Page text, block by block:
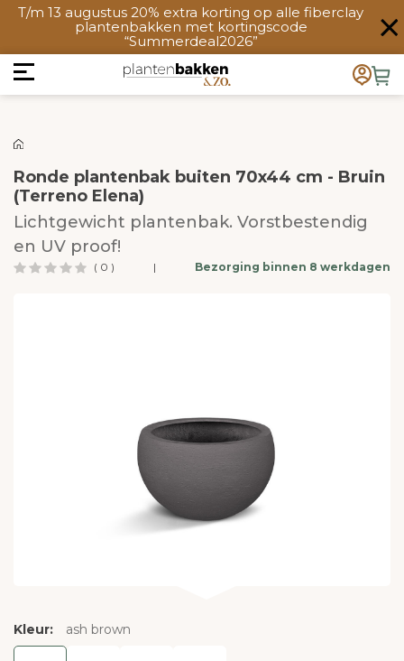
T/m 13 augustus 20% extra korting op alle fiberclay
plantenbakken met kortingscode
“Summerdeal2026”
Ronde plantenbak buiten 70x44 cm - Bruin
(Terreno Elena)
Lichtgewicht plantenbak. Vorstbestendig
en UV proof!
( 0 ) | Bezorging binnen 8 werkdagen
Kleur: ash brown